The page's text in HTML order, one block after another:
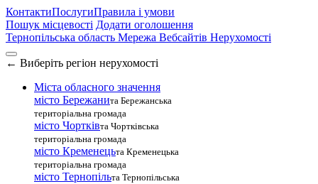
КонтактиПослугиПравила і умови
Пошук місцевості Додати оголошення
Тернопільська область Мережа Вебсайтів Нерухомості
← Виберіть регіон нерухомості
Міста обласного значення
місто Бережанита Бережанська
територіальна громада
місто Чортківта Чортківська
територіальна громада
місто Кременецьта Кременецька
територіальна громада
місто Тернопільта Тернопільська